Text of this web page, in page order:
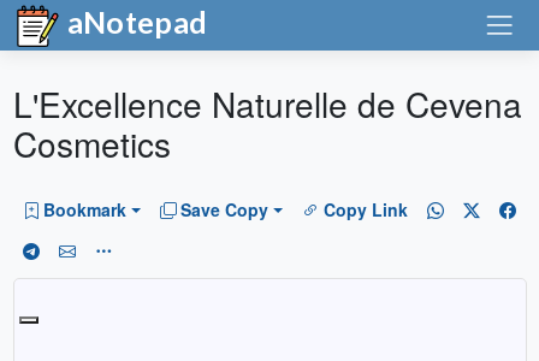
aNotepad
L'Excellence Naturelle de Cevena
Cosmetics
Bookmark Save Copy Copy Link